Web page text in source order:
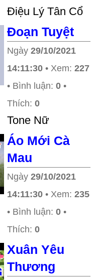
Điệu Lý Tân Cổ
Đoạn Tuyệt
Ngày 29/10/2021
14:11:30 • Xem: 227
• Bình luận: 0 •
Thích: 0
Tone Nữ
Áo Mới Cà
Mau
Ngày 29/10/2021
14:11:30 • Xem: 235
• Bình luận: 0 •
Thích: 0
Xuân Yêu
Thương